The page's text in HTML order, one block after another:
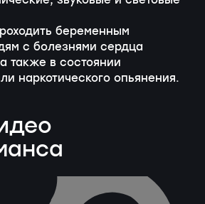
беременным
с болезнями сердца
также в состоянии
наркотического опьянения.